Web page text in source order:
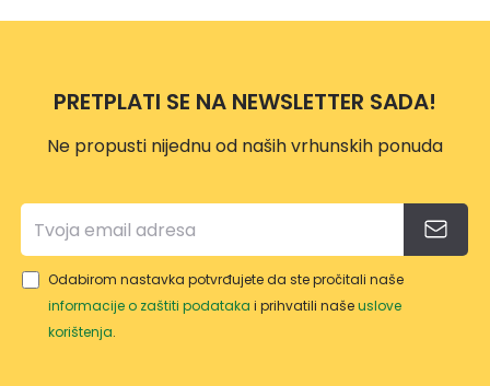
PRETPLATI SE NA NEWSLETTER SADA!
Ne propusti nijednu od naših vrhunskih ponuda
Odabirom nastavka potvrđujete da ste pročitali naše
informacije o zaštiti podataka i prihvatili našeuslove
korištenja.